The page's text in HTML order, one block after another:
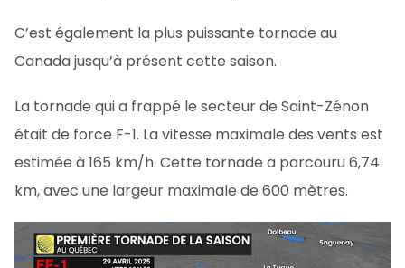
C’est également la plus puissante tornade au
Canada jusqu’à présent cette saison.
La tornade qui a frappé le secteur de Saint-Zénon
était de force F-1. La vitesse maximale des vents est
estimée à 165 km/h. Cette tornade a parcouru 6,74
km, avec une largeur maximale de 600 mètres.